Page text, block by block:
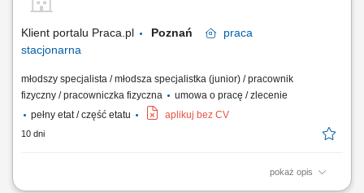
koordynowanie ich realizacji. Uzupełnianie produktów na półkach oraz
Klient portalu Praca.pl Poznań
praca
stacjonarna
młodszy specjalista / młodsza specjalistka (junior) / pracownik
fizyczny / pracowniczka fizyczna
umowa o pracę / zlecenie
pełny etat / część etatu
aplikuj bez CV
10 dni
pokaż opis
Praca dla osób z doświadczeniem lub bez.